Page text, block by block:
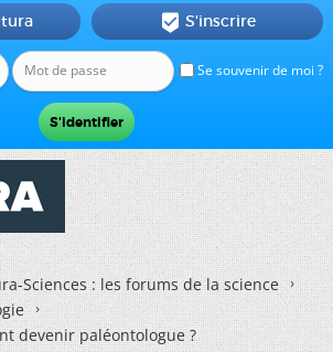
Se souvenir de moi ?
 S'inscrire
Sciences : les forums de la science
devenir paléontologue ?